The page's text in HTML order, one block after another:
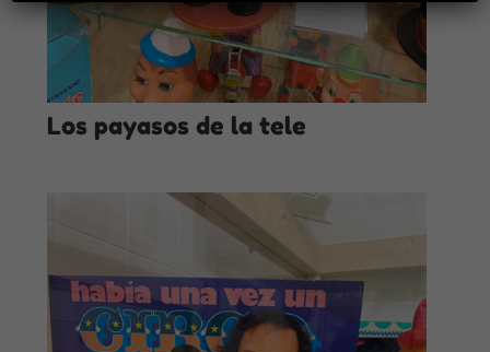
Los payasos de la tele